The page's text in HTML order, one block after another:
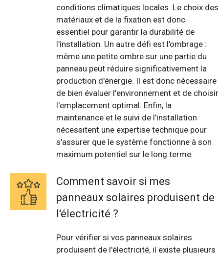
conditions climatiques locales. Le choix des
matériaux et de la fixation est donc
essentiel pour garantir la durabilité de
l'installation. Un autre défi est l'ombrage :
même une petite ombre sur une partie du
panneau peut réduire significativement la
production d'énergie. Il est donc nécessaire
de bien évaluer l'environnement et de choisir
l'emplacement optimal. Enfin, la
maintenance et le suivi de l'installation
nécessitent une expertise technique pour
s'assurer que le système fonctionne à son
maximum potentiel sur le long terme.
Comment savoir si mes
panneaux solaires produisent de
l'électricité ?
Pour vérifier si vos panneaux solaires
produisent de l'électricité, il existe plusieurs